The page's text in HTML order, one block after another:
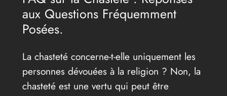
aux Questions Fréquemment
Posées.
La chasteté concerne-t-elle uniquement les
personnes dévouées à la religion ? Non, la
chasteté est une vertu qui peut être